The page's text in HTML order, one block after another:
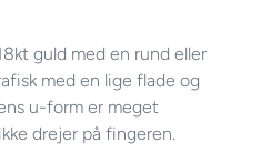
guld med en rund eller
med en lige flade og
u-form er meget
drejer på fingeren.